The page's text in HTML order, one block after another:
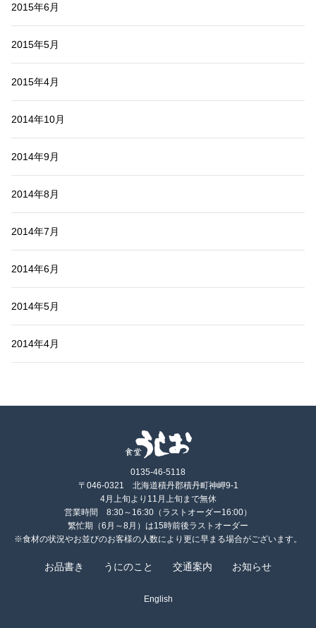
2015年6月
2015年5月
2015年4月
2014年10月
2014年9月
2014年8月
2014年7月
2014年6月
2014年5月
2014年4月
0135-46-5118
〒046-0321 北海道積丹郡積丹町神岬9-1
4月上旬より11月上旬まで無休
営業時間 8:30～16:30（ラストオーダー16:00）
繁忙期（6月～8月）は15時前後ラストオーダー
※食材の状況やお並びのお客様の人数により更に早まる場合がございます。
お品書き うにのこと 交通案内 お知らせ
English